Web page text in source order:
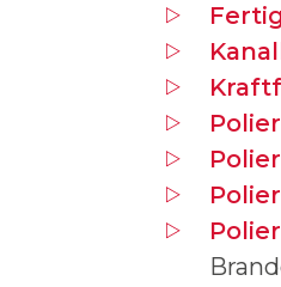
Polier
Polier
Polier
Polier